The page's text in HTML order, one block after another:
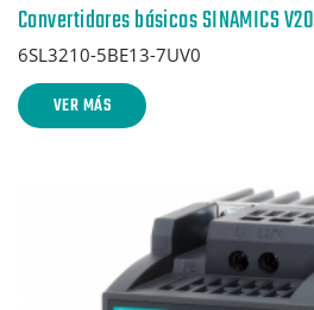
Convertidores básicos SINAMICS V20
6SL3210-5BE13-7UV0
VER MÁS